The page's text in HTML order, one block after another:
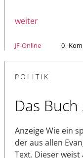
weiter
JF-Online 0
POLITIK
Das
Anzeige Wie ein
der aus allen
Text. Dieser